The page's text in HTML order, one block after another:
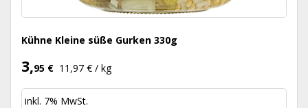
Kühne Kleine süße Gurken 330g
3,95 € 11,97 € / kg
inkl. 7% MwSt.